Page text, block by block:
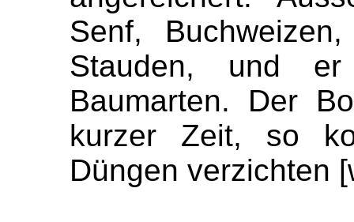
Senf,
Stauden, und er
Baumarten. Der
kurzer Zeit, so
Düngen verzichten